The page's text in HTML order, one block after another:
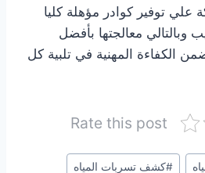
علي توفير كوادر مؤهلة كليا
وبالتالي معالجتها بأفضل
الكفاءة المهنية في تلبية كل
Rate this post
#كشف تسربات المياه